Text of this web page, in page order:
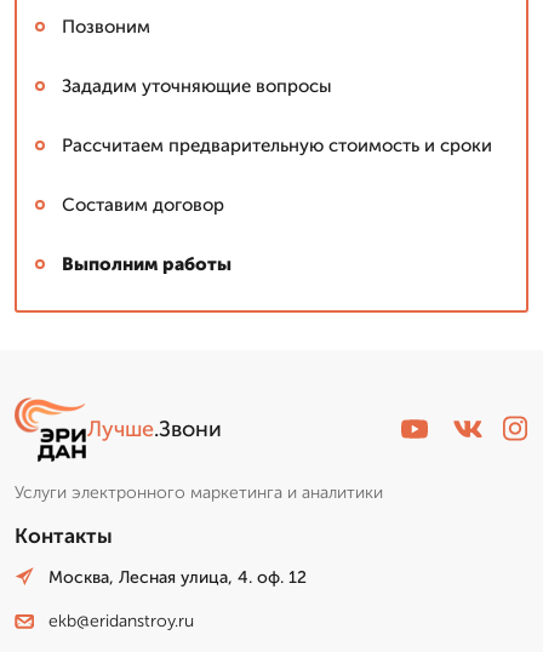
Позвоним
Зададим уточняющие вопросы
Рассчитаем предварительную стоимость и сроки
Составим договор
Выполним работы
Лучше.Звони
Услуги электронного маркетинга и аналитики
Контакты
Москва, Лесная улица, 4. оф. 12
ekb@eridanstroy.ru